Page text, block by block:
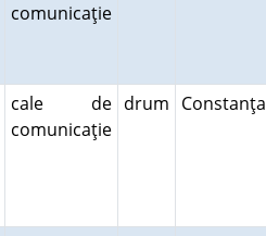
comunicaţie
cale de
comunicaţie
drum Constanţa